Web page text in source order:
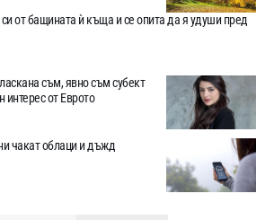
от бащината ѝ къща и се опита да я удуши пред
съм, явно съм субект
интерес от Еврото
чакат облаци и дъжд